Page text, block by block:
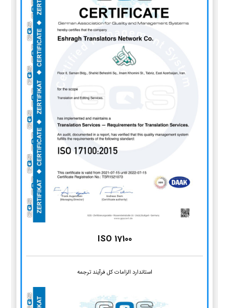
ISO 17100
استاندارد الزامات کل فرآیند ترجمه